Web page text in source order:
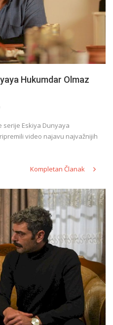
Hukumdar Olmaz
serije Eskiya Dunyaya
video najavu najvažnijih
Kompletan Članak